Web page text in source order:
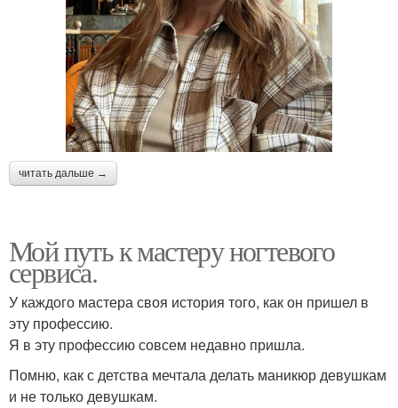
читать дальше →
Мой путь к мастеру ногтевого
сервиса.
У каждого мастера своя история того, как он пришел в
эту профессию.
Я в эту профессию совсем недавно пришла.
Помню, как с детства мечтала делать маникюр девушкам
и не только девушкам.